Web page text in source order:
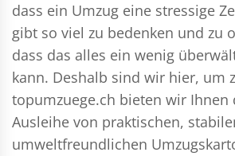
dass ein Umzug eine stressige
gibt so viel zu bedenken und zu
dass das alles ein wenig
kann. Deshalb sind wir hier, um
topumzuege.ch bieten wir Ihnen
Ausleihe von praktischen,
umweltfreundlichen